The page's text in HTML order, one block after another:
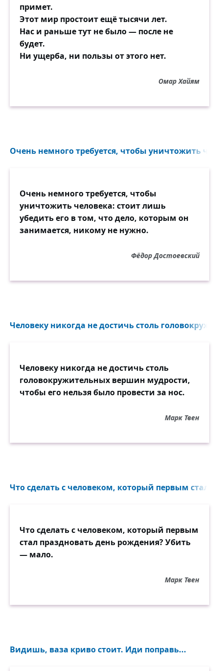
примет.
Этот мир простоит ещё тысячи лет.
Нас и раньше тут не было — после не
будет.
Ни ущерба, ни пользы от этого нет.
Омар Хайям
Очень немного требуется, чтобы уничтожить
Очень немного требуется, чтобы
уничтожить человека: стоит лишь
убедить его в том, что дело, которым он
занимается, никому не нужно.
Фёдор Достоевский
Человеку никогда не достичь столь
Человеку никогда не достичь столь
головокружительных вершин мудрости,
чтобы его нельзя было провести за нос.
Марк Твен
Что сделать с человеком, который первым стал
Что сделать с человеком, который первым
стал праздновать день рождения? Убить
— мало.
Марк Твен
Видишь, ваза криво стоит. Иди поправь...